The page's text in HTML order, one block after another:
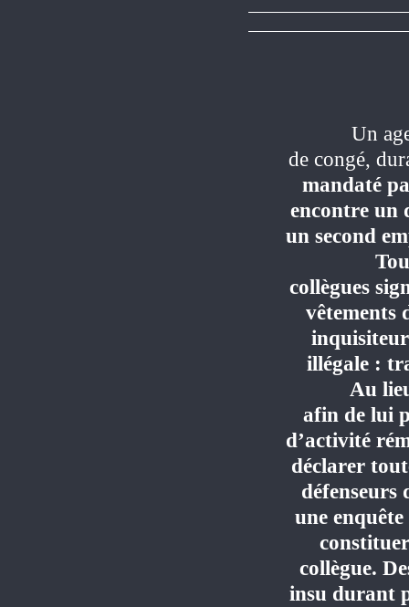
Un
de congé,
mandaté
encontre un
un second
collègues
vêtements
illégale :
Au
afin de lui
d’activité
déclarer
une
collègue.
insu durant